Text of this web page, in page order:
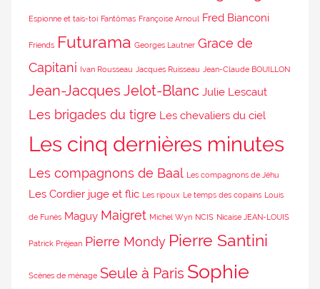
Espionne et tais-toi Fantômas Françoise Arnoul Fred Bianconi
Friends Futurama Georges Lautner Grace de
Capitani Ivan Rousseau Jacques Ruisseau Jean-Claude BOUILLON
Jean-Jacques Jelot-Blanc Julie Lescaut
Les brigades du tigre Les chevaliers du ciel
Les cinq dernières minutes
Les compagnons de Baal Les compagnons de Jéhu
Les Cordier juge et flic Les ripoux Le temps des copains Louis
de Funès Maguy Maigret Michel Wyn NCIS Nicaise JEAN-LOUIS
Patrick Préjean Pierre Mondy Pierre Santini
Scènes de ménage Seule à Paris Sophie